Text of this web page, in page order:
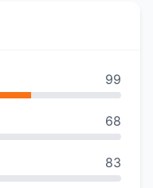
99
68
83